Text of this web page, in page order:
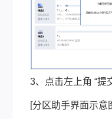
3、点击左上角 “提
[分区助手界面示